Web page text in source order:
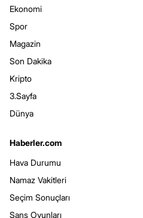
Ekonomi
Spor
Magazin
Son Dakika
Kripto
3.Sayfa
Dünya
Haberler.com
Hava Durumu
Namaz Vakitleri
Seçim Sonuçları
Şans Oyunları